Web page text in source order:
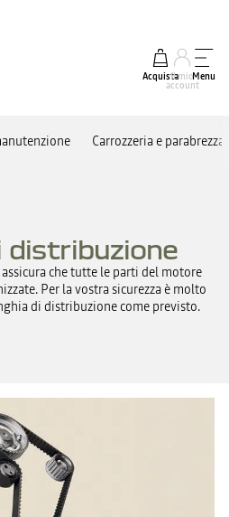
AcquistaIl mio
account
Menu
Carrozzeria e parabrezza
distribuzione
che tutte le parti del motore
Per la vostra sicurezza è molto
di distribuzione come previsto.